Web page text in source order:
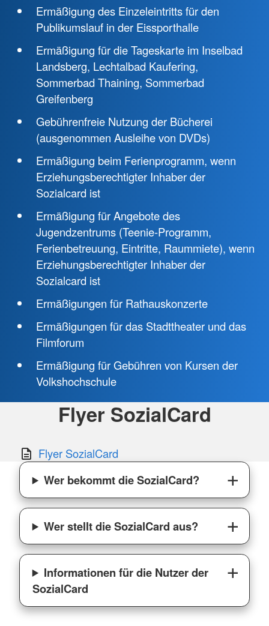
Ermäßigung des Einzeleintritts für den
Publikumslauf in der Eissporthalle
Ermäßigung für die Tageskarte im Inselbad
Landsberg, Lechtalbad Kaufering,
Sommerbad Thaining, Sommerbad
Greifenberg
Gebührenfreie Nutzung der Bücherei
(ausgenommen Ausleihe von DVDs)
Ermäßigung beim Ferienprogramm, wenn
Erziehungsberechtigter Inhaber der
Sozialcard ist
Ermäßigung für Angebote des
Jugendzentrums (Teenie-Programm,
Ferienbetreuung, Eintritte, Raummiete), wenn
Erziehungsberechtigter Inhaber der
Sozialcard ist
Ermäßigungen für Rathauskonzerte
Ermäßigungen für das Stadttheater und das
Filmforum
Ermäßigung für Gebühren von Kursen der
Volkshochschule
Flyer SozialCard
Flyer SozialCard
Wer bekommt die SozialCard?
Wer stellt die SozialCard aus?
Informationen für die Nutzer der
SozialCard